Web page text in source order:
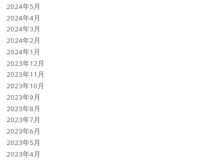
2024年5月
2024年4月
2024年3月
2024年2月
2024年1月
2023年12月
2023年11月
2023年10月
2023年9月
2023年8月
2023年7月
2023年6月
2023年5月
2023年4月